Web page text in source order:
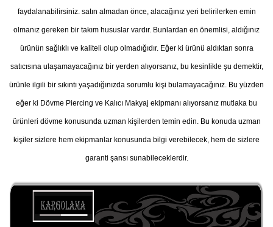
faydalanabilirsiniz. satın almadan önce, alacağınız yeri belirilerken emin
olmanız gereken bir takım hususlar vardır. Bunlardan en önemlisi, aldığınız
ürünün sağlıklı ve kaliteli olup olmadığıdır. Eğer ki ürünü aldıktan sonra
satıcısına ulaşamayacağınız bir yerden alıyorsanız, bu kesinlikle şu demektir,
ürünle ilgili bir sıkıntı yaşadığınızda sorumlu kişi bulamayacağınız. Bu yüzden
eğer ki Dövme Piercing ve Kalıcı Makyaj ekipmanı alıyorsanız mutlaka bu
ürünleri dövme konusunda uzman kişilerden temin edin. Bu konuda uzman
kişiler sizlere hem ekipmanlar konusunda bilgi verebilecek, hem de sizlere
garanti şansı sunabileceklerdir.